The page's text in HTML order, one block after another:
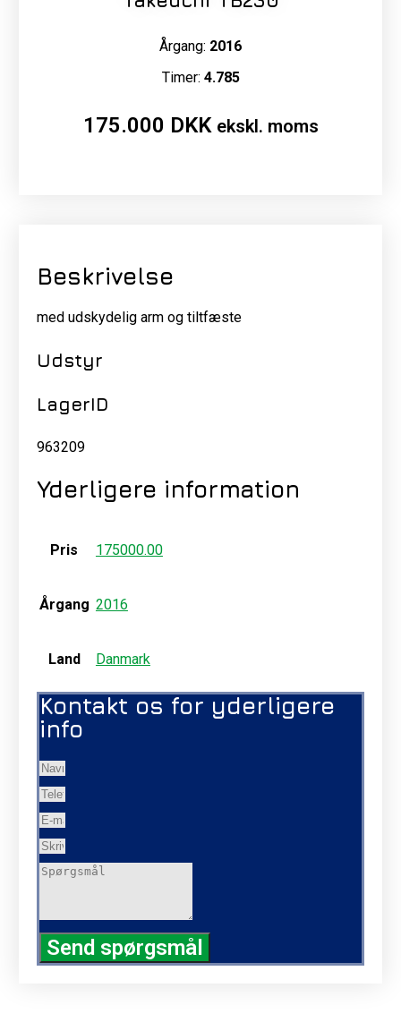
Årgang: 2016
Timer: 4.785
175.000 DKK ekskl. moms
Beskrivelse
med udskydelig arm og tiltfæste
Udstyr
LagerID
963209
Yderligere information
Pris 175000.00
Årgang 2016
Land Danmark
Kontakt os for yderligere
info
Send spørgsmål